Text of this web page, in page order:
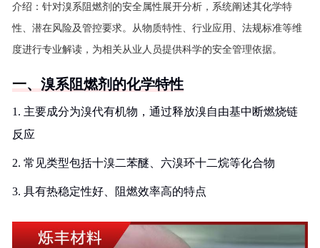
介绍： 针对溴系阻燃剂的安全属性展开分析，系统阐述其化学特
性、潜在风险及管控要求。从物质特性、行业应用、法规标准等维
度进行专业解读，为相关从业人员提供科学的安全管理依据。
一、溴系阻燃剂的化学特性
1. 主要成分为溴代有机物，通过释放溴自由基中断燃烧链
反应
2. 常见类型包括十溴二苯醚、六溴环十二烷等化合物
3. 具有热稳定性好、阻燃效率高的特点